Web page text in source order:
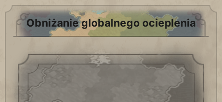
Obniżanie globalnego ocieplenia